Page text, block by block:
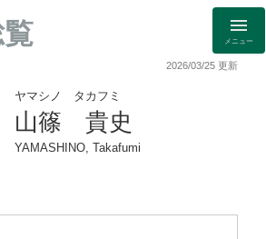
メニュー
2026/03/25 更新
ヤマシノ タカフミ
山篠 貴史
YAMASHINO, Takafumi